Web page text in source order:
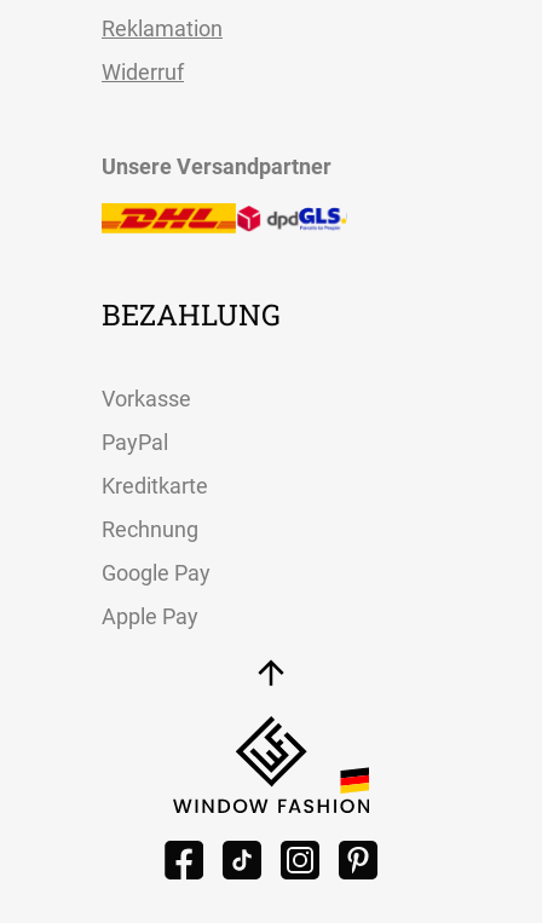
Reklamation
Widerruf
Unsere Versandpartner
BEZAHLUNG
Vorkasse
PayPal
Kreditkarte
Rechnung
Google Pay
Apple Pay